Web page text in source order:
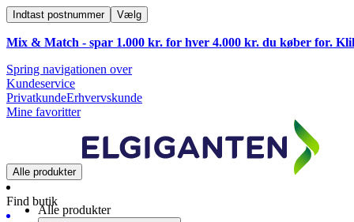
Indtast postnummer Vælg
Mix & Match - spar 1.000 kr. for hver 4.000 kr. du køber for.
Spring navigationen over
Kundeservice
PrivatkundeErhvervskunde
Mine favoritter
Alle produkter
Find butik
Alle produkter